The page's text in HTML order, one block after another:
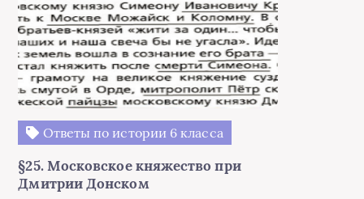
Ответы по истории 6 класса
§25. Московское княжество при
Дмитрии Донском